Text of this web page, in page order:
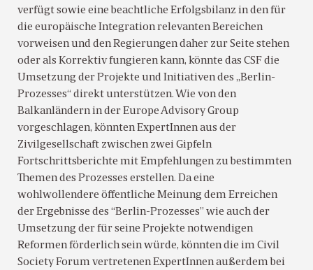
verfügt sowie eine beachtliche Erfolgsbilanz in den für
die europäische Integration relevanten Bereichen
vorweisen und den Regierungen daher zur Seite stehen
oder als Korrektiv fungieren kann, könnte das CSF die
Umsetzung der Projekte und Initiativen des „Berlin-
Prozesses“ direkt unterstützen. Wie von den
Balkanländern in der Europe Advisory Group
vorgeschlagen, könnten ExpertInnen aus der
Zivilgesellschaft zwischen zwei Gipfeln
Fortschrittsberichte mit Empfehlungen zu bestimmten
Themen des Prozesses erstellen. Da eine
wohlwollendere öffentliche Meinung dem Erreichen
der Ergebnisse des “Berlin-Prozesses” wie auch der
Umsetzung der für seine Projekte notwendigen
Reformen förderlich sein würde, könnten die im Civil
Society Forum vertretenen ExpertInnen außerdem bei